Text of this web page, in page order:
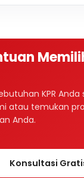
KPR
atau temukan
Anda.
Konsultasi